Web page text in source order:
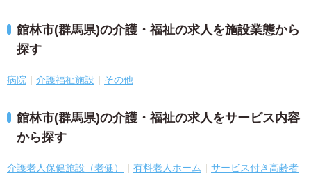
館林市(群馬県)の介護・福祉の求人を施設業態から
探す
病院 介護福祉施設 その他
館林市(群馬県)の介護・福祉の求人をサービス内容
から探す
介護老人保健施設（老健） 有料老人ホーム
サービス付き高齢者